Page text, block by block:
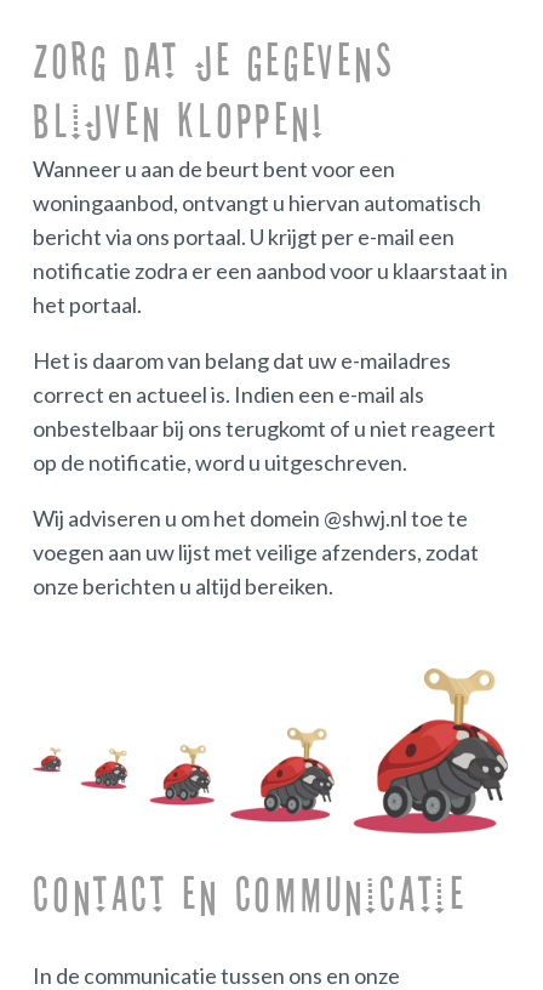
Zorg dat je gegevens
blijven kloppen!
Wanneer u aan de beurt bent voor een
woningaanbod, ontvangt u hiervan automatisch
bericht via ons portaal. U krijgt per e-mail een
notificatie zodra er een aanbod voor u klaarstaat in
het portaal.
Het is daarom van belang dat uw e-mailadres
correct en actueel is. Indien een e-mail als
onbestelbaar bij ons terugkomt of u niet reageert
op de notificatie, word u uitgeschreven.
Wij adviseren u om het domein @shwj.nl toe te
voegen aan uw lijst met veilige afzenders, zodat
onze berichten u altijd bereiken.
Contact en Communicatie
In de communicatie tussen ons en onze